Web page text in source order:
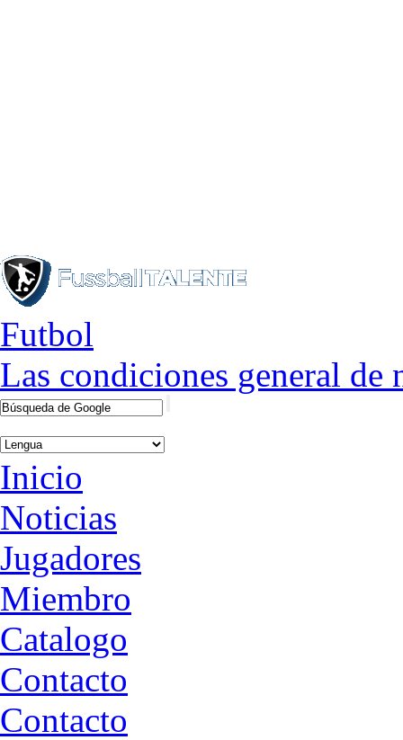
Futbol
Las condiciones general de
Inicio
Noticias
Jugadores
Miembro
Catalogo
Contacto
Contacto